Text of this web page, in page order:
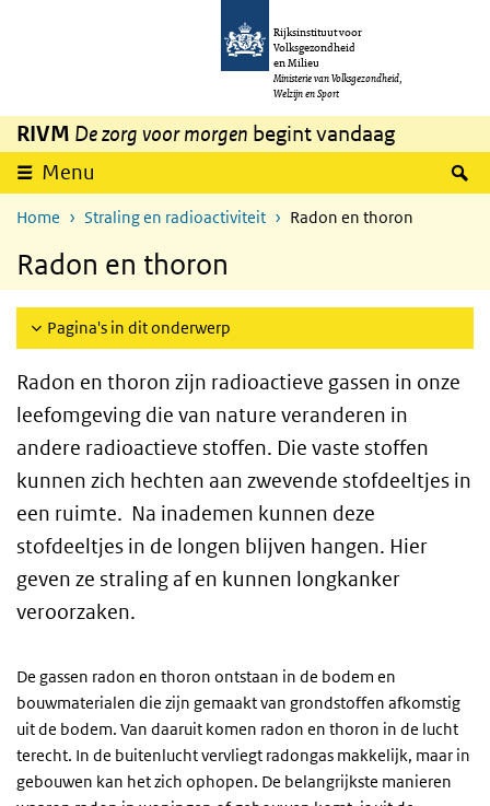
Overslaan en naar de inhoud gaan
Rijksinstituut voor
Volksgezondheid
en Milieu
Ministerie van Volksgezondheid,
Welzijn en Sport
RIVM De zorg voor morgen begint vandaag
Menu
Home Straling en radioactiviteit Radon en thoron
Radon en thoron
Pagina's in dit onderwerp
Radon en thoron zijn radioactieve gassen in onze
leefomgeving die van nature veranderen in
andere radioactieve stoffen. Die vaste stoffen
kunnen zich hechten aan zwevende stofdeeltjes in
een ruimte. Na inademen kunnen deze
stofdeeltjes in de longen blijven hangen. Hier
geven ze straling af en kunnen longkanker
veroorzaken.
De gassen radon en thoron ontstaan in de bodem en
bouwmaterialen die zijn gemaakt van grondstoffen afkomstig
uit de bodem. Van daaruit komen radon en thoron in de lucht
terecht. In de buitenlucht vervliegt radongas makkelijk, maar in
gebouwen kan het zich ophopen. De belangrijkste manieren